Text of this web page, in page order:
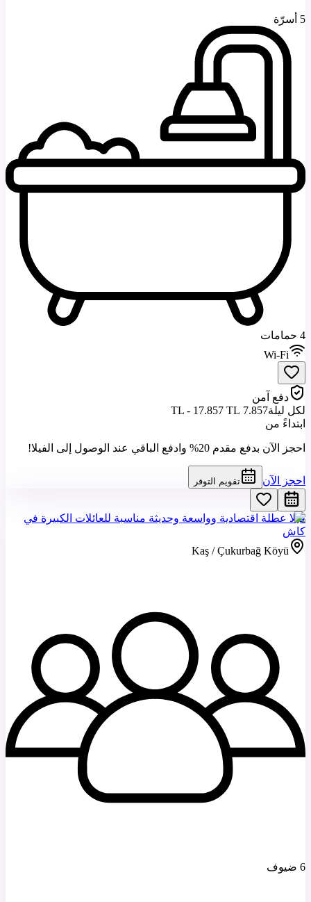
5 أسرّة
4 حمامات
Wi-Fi
دفع آمن
لكل ليلة7.857 TL - 17.857 TL
ابتداءً من
احجز الآن بدفع مقدم 20% وادفع الباقي عند الوصول إلى الفيلا!
احجز الآن تقويم التوفر
فيلا عطلة اقتصادية وواسعة وحديثة مناسبة للعائلات الكبيرة في
كاش
Kaş / Çukurbağ Köyü
6 ضيوف